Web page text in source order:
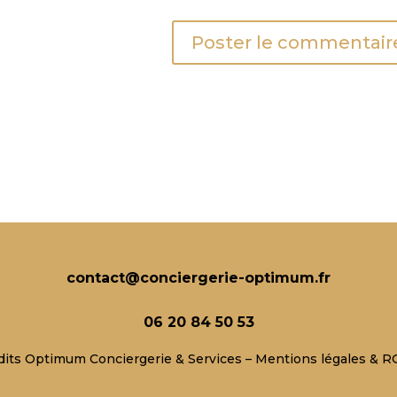
contact@conciergerie-optimum.fr
06 20 84 50 53
Optimum Conciergerie & Services – Mentions légales &